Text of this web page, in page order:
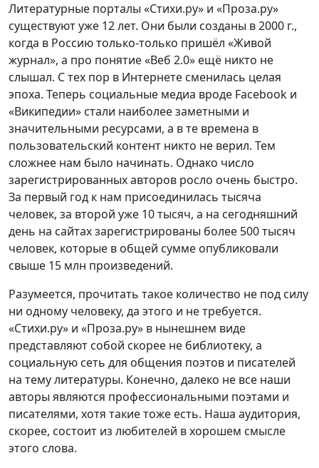
Литературные порталы «Стихи.ру» и «Проза.ру»
существуют уже 12 лет. Они были созданы в 2000 г.,
когда в Россию только-только пришёл «Живой
журнал», а про понятие «Веб 2.0» ещё никто не
слышал. С тех пор в Интернете сменилась целая
эпоха. Теперь социальные медиа вроде Facebook и
«Википедии» стали наиболее заметными и
значительными ресурсами, а в те времена в
пользовательский контент никто не верил. Тем
сложнее нам было начинать. Однако число
зарегистрированных авторов росло очень быстро.
За первый год к нам присоединилась тысяча
человек, за второй уже 10 тысяч, а на сегодняшний
день на сайтах зарегистрированы более 500 тысяч
человек, которые в общей сумме опубликовали
свыше 15 млн произведений.
Разумеется, прочитать такое количество не под силу
ни одному человеку, да этого и не требуется.
«Стихи.ру» и «Проза.ру» в нынешнем виде
представляют собой скорее не библиотеку, а
социальную сеть для общения поэтов и писателей
на тему литературы. Конечно, далеко не все наши
авторы являются профессиональными поэтами и
писателями, хотя такие тоже есть. Наша аудитория,
скорее, состоит из любителей в хорошем смысле
этого слова.